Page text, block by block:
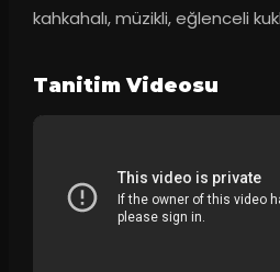
kahkahalı, müzikli, eğlenceli
Tanitim Videosu